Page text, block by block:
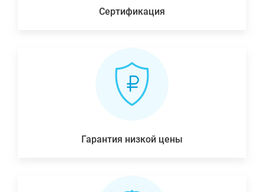
Сертификация
Гарантия низкой цены